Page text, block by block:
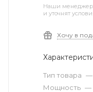
Наши
и уточнят
Хочу в
Тип товара —
Мощность —